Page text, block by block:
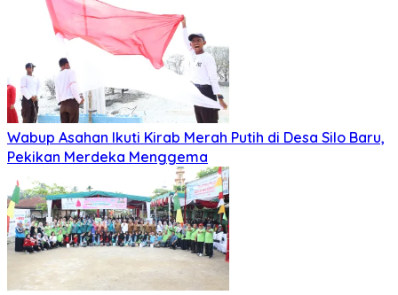
Wabup Asahan Ikuti Kirab Merah Putih di Desa Silo Baru,
Pekikan Merdeka Menggema